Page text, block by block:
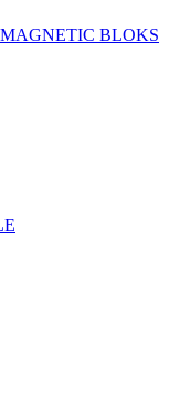
BLOKS